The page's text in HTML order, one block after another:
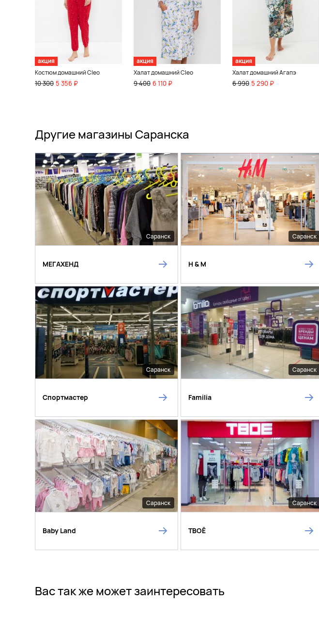
акция
Костюм домашний Cleo
10 300 5 356 ₽
акция
Халат домашний Cleo
9 400 6 110 ₽
акция
Халат домашний Агапэ
6 990 5 290 ₽
Другие магазины Саранска
Саранск
МЕГАХЕНД
Саранск
H & M
Саранск
Спортмастер
Саранск
Familia
Саранск
Baby Land
Саранск
ТВОЁ
Вас так же может заинтересовать